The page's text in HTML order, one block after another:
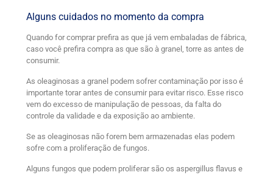
Alguns cuidados no momento da compra
Quando for comprar prefira as que já vem embaladas de fábrica,
caso você prefira compra as que são à granel, torre as antes de
consumir.
As oleaginosas a granel podem sofrer contaminação por isso é
importante torar antes de consumir para evitar risco. Esse risco
vem do excesso de manipulação de pessoas, da falta do
controle da validade e da exposição ao ambiente.
Se as oleaginosas não forem bem armazenadas elas podem
sofre com a proliferação de fungos.
Alguns fungos que podem proliferar são os aspergillus flavus e